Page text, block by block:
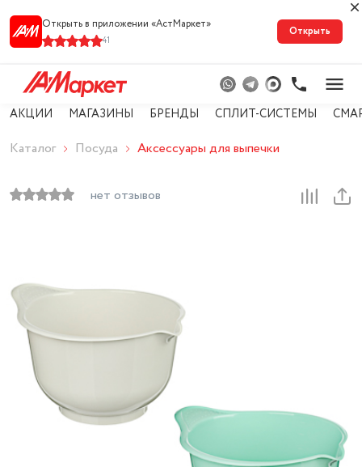
Открыть в приложении «АстМарке‪т‬»
41
Открыть
АКЦИИ МАГАЗИНЫ БРЕНДЫ СПЛИТ-СИСТЕМЫ
Каталог Посуда Аксессуары для выпечки
нет отзывов